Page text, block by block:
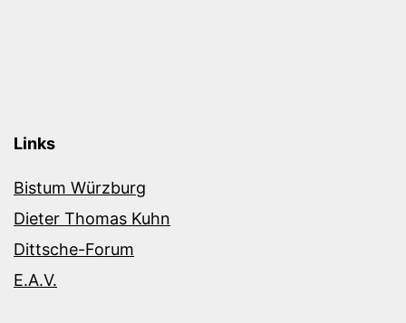
Links
Bistum Würzburg
Dieter Thomas Kuhn
Dittsche-Forum
E.A.V.